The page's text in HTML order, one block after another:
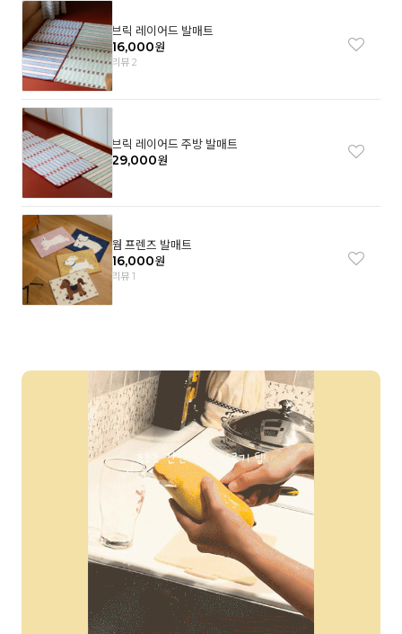
브릭 레이어드 발매트
16,000원
리뷰 2
브릭 레이어드 주방 발매트
29,000원
웜 프렌즈 발매트
16,000원
리뷰 1